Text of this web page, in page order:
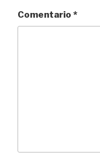
Comentario *